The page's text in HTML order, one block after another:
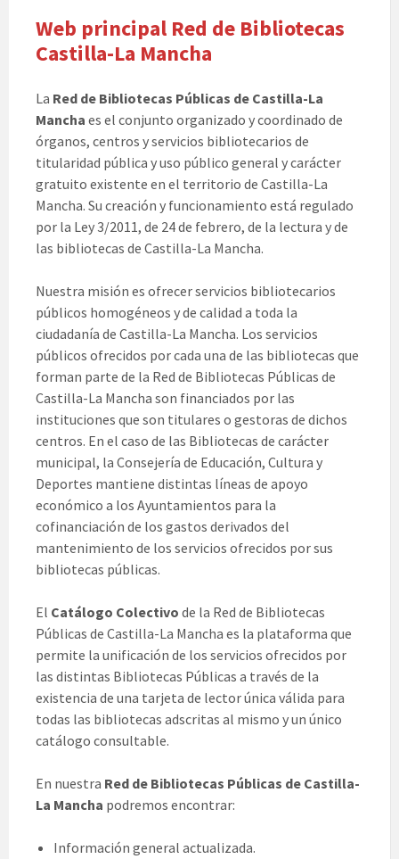
Web principal Red de Bibliotecas
Castilla-La Mancha
La Red de Bibliotecas Públicas de Castilla-La
Mancha es el conjunto organizado y coordinado de
órganos, centros y servicios bibliotecarios de
titularidad pública y uso público general y carácter
gratuito existente en el territorio de Castilla-La
Mancha. Su creación y funcionamiento está regulado
por la Ley 3/2011, de 24 de febrero, de la lectura y de
las bibliotecas de Castilla-La Mancha.
Nuestra misión es ofrecer servicios bibliotecarios
públicos homogéneos y de calidad a toda la
ciudadanía de Castilla-La Mancha. Los servicios
públicos ofrecidos por cada una de las bibliotecas que
forman parte de la Red de Bibliotecas Públicas de
Castilla-La Mancha son financiados por las
instituciones que son titulares o gestoras de dichos
centros. En el caso de las Bibliotecas de carácter
municipal, la Consejería de Educación, Cultura y
Deportes mantiene distintas líneas de apoyo
económico a los Ayuntamientos para la
cofinanciación de los gastos derivados del
mantenimiento de los servicios ofrecidos por sus
bibliotecas públicas.
El Catálogo Colectivo de la Red de Bibliotecas
Públicas de Castilla-La Mancha es la plataforma que
permite la unificación de los servicios ofrecidos por
las distintas Bibliotecas Públicas a través de la
existencia de una tarjeta de lector única válida para
todas las bibliotecas adscritas al mismo y un único
catálogo consultable.
En nuestra Red de Bibliotecas Públicas de Castilla-
La Mancha podremos encontrar:
Información general actualizada.